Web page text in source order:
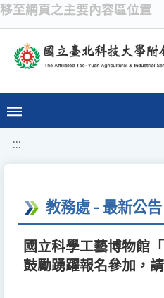
移至網頁之主要內容區位置
:::
教務處 - 最新公告
國立科學工藝博物館
鼓勵踴躍報名參加，